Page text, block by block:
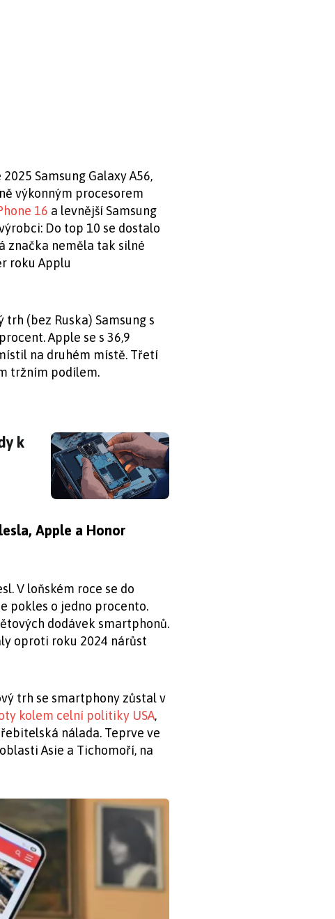
Samsung Galaxy A56,
výkonným procesorem
16 a levnější Samsung
Do top 10 se dostalo
značka neměla tak silné
roku Applu
(bez Ruska) Samsung s
Apple se s 36,9
na druhém místě. Třetí
tržním podílem.
k opravám
k
Apple a Honor
V loňském roce se do
pokles o jedno procento.
dodávek smartphonů.
oproti roku 2024 nárůst
trh se smartphony zůstal v
kolem celní politiky USA,
nálada. Teprve ve
Asie a Tichomoří, na